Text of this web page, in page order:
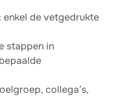
enkel de vetgedrukte
stappen in
collega’s,